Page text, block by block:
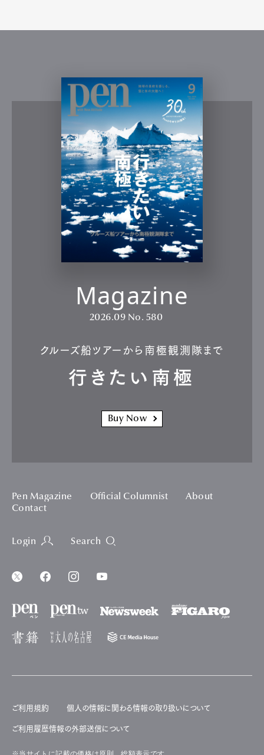
Magazine
2026.09 No. 580
クルーズ船ツアーから南極観測隊まで
行きたい南極
Buy Now
Pen Magazine Official Columnist
About
Contact
Login Search
ご利用規約 個人の情報に関わる情報の取り扱いについて
ご利用履歴情報の外部送信について